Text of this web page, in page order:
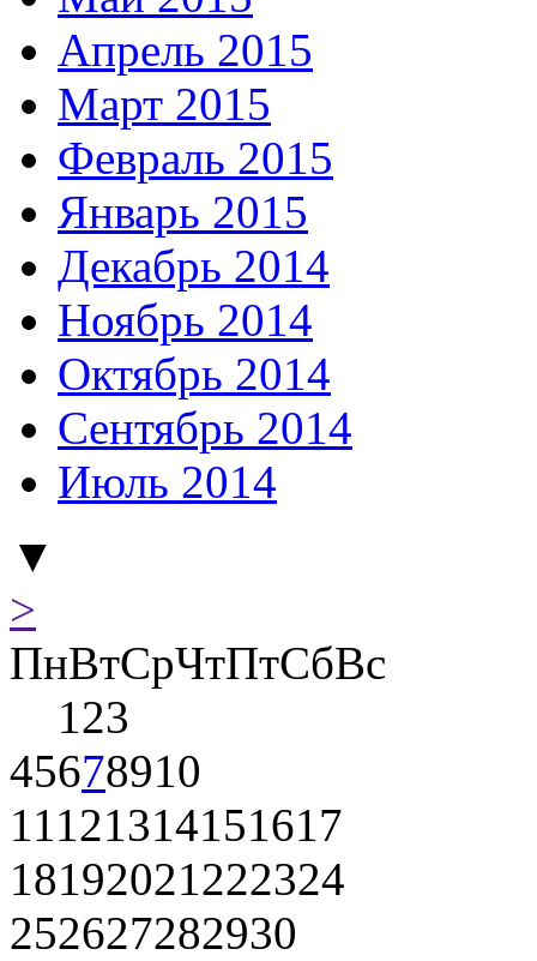
Апрель 2015
Март 2015
Февраль 2015
Январь 2015
Декабрь 2014
Ноябрь 2014
Октябрь 2014
Сентябрь 2014
Июль 2014
▼
>
ПнВтСрЧтПтСбВс
123
45678910
11121314151617
18192021222324
252627282930